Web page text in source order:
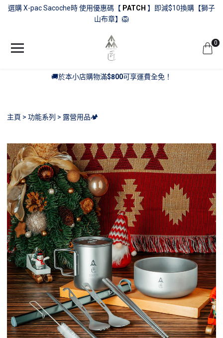
選購 X-pac Sacoche時 使用優惠碼【 PATCH 】即減$10換購【獅子
山布章】🦁
0
🚚於本小店購物滿$800可享運費全免！
主頁 功能系列 露營用品🏕️